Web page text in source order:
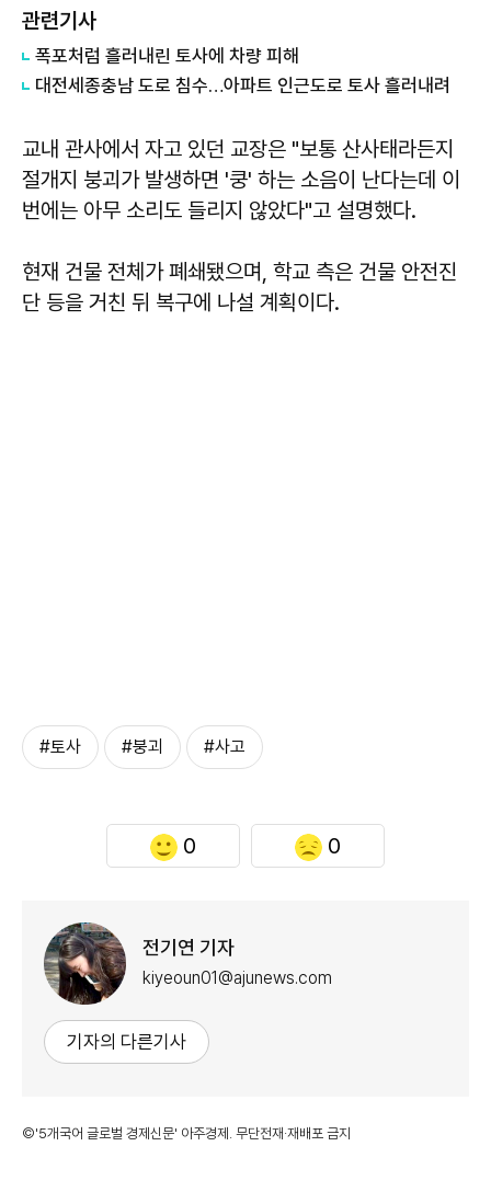
관련기사
폭포처럼 흘러내린 토사에 차량 피해
대전세종충남 도로 침수…아파트 인근도로 토사 흘러내려
교내 관사에서 자고 있던 교장은 "보통 산사태라든지
절개지 붕괴가 발생하면 '쿵' 하는 소음이 난다는데 이
번에는 아무 소리도 들리지 않았다"고 설명했다.
현재 건물 전체가 폐쇄됐으며, 학교 측은 건물 안전진
단 등을 거친 뒤 복구에 나설 계획이다.
#토사 #붕괴 #사고
0 0
전기연 기자
kiyeoun01@ajunews.com
기자의 다른기사
©'5개국어 글로벌 경제신문' 아주경제. 무단전재·재배포 금지